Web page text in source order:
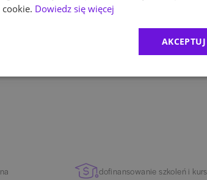
warunkach.
dofinansowanie szkoleń i
Dowiedz się więcej